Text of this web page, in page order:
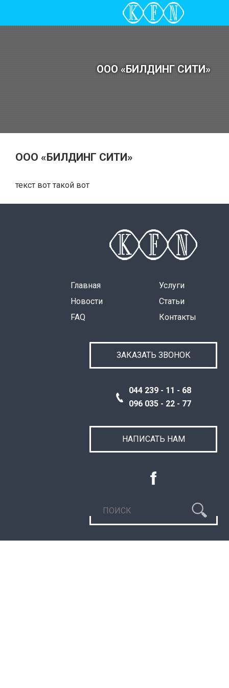
ООО «БИЛДИНГ СИТИ»
ООО «БИЛДИНГ СИТИ»
текст вот такой вот
Главная
Услуги
Новости
Статьи
FAQ
Контакты
ЗАКАЗАТЬ ЗВОНОК
044 239 - 11 - 68
096 035 - 22 - 77
НАПИСАТЬ НАМ